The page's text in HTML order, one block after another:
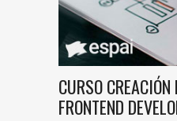
CURSO
FRONTEND